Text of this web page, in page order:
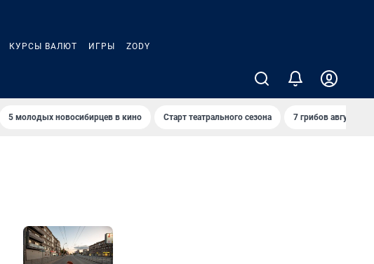
КУРСЫ ВАЛЮТ ИГРЫ ZODY
5 молодых новосибирцев в кино Старт театрального сезона 7 грибов августа